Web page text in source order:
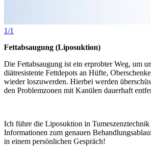
1/1
Fettabsaugung (Liposuktion)
Die Fettabsaugung ist ein erprobter Weg, um
diätresistente Fettdepots an Hüfte,
wieder loszuwerden. Hierbei werden
den Problemzonen mit Kanülen dauerhaft
Ich führe die Liposuktion in
Informationen zum genauen
in einem persönlichen Gespräch!